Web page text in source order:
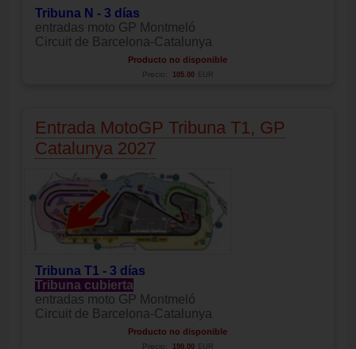
Tribuna N - 3 días
entradas moto GP Montmeló
Circuit de Barcelona-Catalunya
Producto no disponible
Precio: 105.00 EUR
Entrada MotoGP Tribuna T1, GP
Catalunya 2027
Tribuna T1 - 3 días
Tribuna cubierta
entradas moto GP Montmeló
Circuit de Barcelona-Catalunya
Producto no disponible
Precio: 190.00 EUR